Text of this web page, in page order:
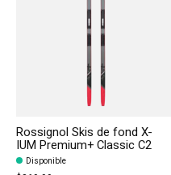
Rossignol Skis de fond X-
IUM Premium+ Classic C2
Disponible